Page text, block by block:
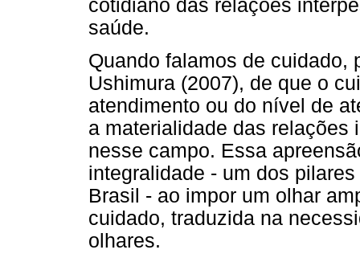
cotidiano das relações
saúde.
Quando falamos de cuidado,
Ushimura (2007), de que o
atendimento ou do nível de
a materialidade das relações
nesse campo. Essa
integralidade - um dos
Brasil - ao impor um olhar
cuidado, traduzida na
olhares.